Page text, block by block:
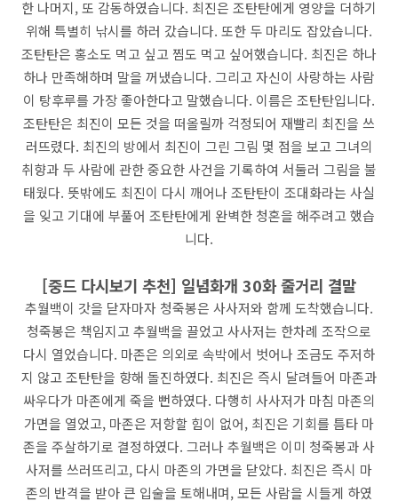
한 나머지, 또 감동하였습니다. 최진은 조탄탄에게 영양을 더하기
위해 특별히 낚시를 하러 갔습니다. 또한 두 마리도 잡았습니다.
조탄탄은 홍소도 먹고 싶고 찜도 먹고 싶어했습니다. 최진은 하나
하나 만족해하며 말을 꺼냈습니다. 그리고 자신이 사랑하는 사람
이 탕후루를 가장 좋아한다고 말했습니다. 이름은 조탄탄입니다.
조탄탄은 최진이 모든 것을 떠올릴까 걱정되어 재빨리 최진을 쓰
러뜨렸다. 최진의 방에서 최진이 그린 그림 몇 점을 보고 그녀의
취향과 두 사람에 관한 중요한 사건을 기록하여 서둘러 그림을 불
태웠다. 뜻밖에도 최진이 다시 깨어나 조탄탄이 조대화라는 사실
을 잊고 기대에 부풀어 조탄탄에게 완벽한 청혼을 해주려고 했습
니다.
[중드 다시보기 추천] 일념화개 30화 줄거리 결말
추월백이 갓을 닫자마자 청죽봉은 사사저와 함께 도착했습니다.
청죽봉은 책임지고 추월백을 끌었고 사사저는 한차례 조작으로
다시 열었습니다. 마존은 의외로 속박에서 벗어나 조금도 주저하
지 않고 조탄탄을 향해 돌진하였다. 최진은 즉시 달려들어 마존과
싸우다가 마존에게 죽을 뻔하였다. 다행히 사사저가 마침 마존의
가면을 열었고, 마존은 저항할 힘이 없어, 최진은 기회를 틈타 마
존을 주살하기로 결정하였다. 그러나 추월백은 이미 청죽봉과 사
사저를 쓰러뜨리고, 다시 마존의 가면을 닫았다. 최진은 즉시 마
존의 반격을 받아 큰 입술을 토해내며, 모든 사람을 시들게 하였